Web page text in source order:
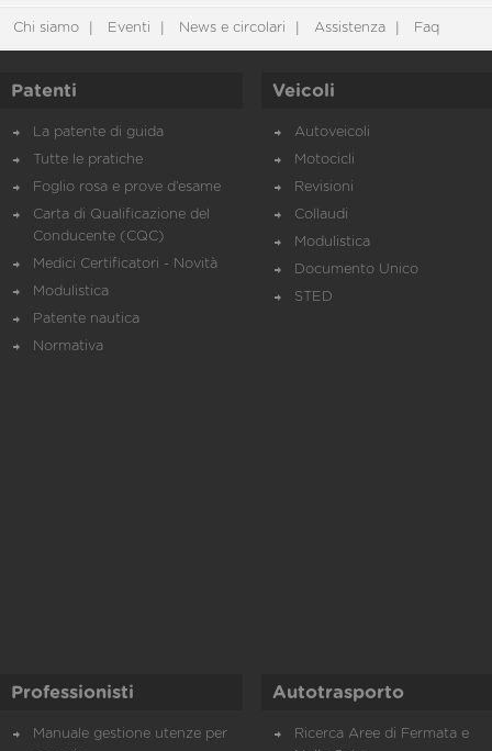
Chi siamo Eventi News e circolari Assistenza Faq
Patenti
La patente di guida
Tutte le pratiche
Foglio rosa e prove d’esame
Carta di Qualificazione del
Conducente (CQC)
Medici Certificatori - Novità
Modulistica
Patente nautica
Normativa
Veicoli
Autoveicoli
Motocicli
Revisioni
Collaudi
Modulistica
Documento Unico
STED
Professionisti
Manuale gestione utenze per
Autotrasporto
Ricerca Aree di Fermata e